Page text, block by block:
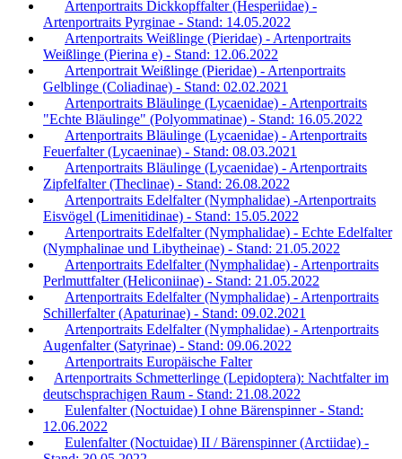
Artenportraits Dickkopffalter (Hesperiidae) -
Artenportraits Pyrginae - Stand: 14.05.2022
Artenportraits Weißlinge (Pieridae) - Artenportraits
Weißlinge (Pierina e) - Stand: 12.06.2022
Artenportrait Weißlinge (Pieridae) - Artenportraits
Gelblinge (Coliadinae) - Stand: 02.02.2021
Artenportraits Bläulinge (Lycaenidae) - Artenportraits
"Echte Bläulinge" (Polyommatinae) - Stand: 16.05.2022
Artenportraits Bläulinge (Lycaenidae) - Artenportraits
Feuerfalter (Lycaeninae) - Stand: 08.03.2021
Artenportraits Bläulinge (Lycaenidae) - Artenportraits
Zipfelfalter (Theclinae) - Stand: 26.08.2022
Artenportraits Edelfalter (Nymphalidae) -Artenportraits
Eisvögel (Limenitidinae) - Stand: 15.05.2022
Artenportraits Edelfalter (Nymphalidae) - Echte Edelfalter
(Nymphalinae und Libytheinae) - Stand: 21.05.2022
Artenportraits Edelfalter (Nymphalidae) - Artenportraits
Perlmuttfalter (Heliconiinae) - Stand: 21.05.2022
Artenportraits Edelfalter (Nymphalidae) - Artenportraits
Schillerfalter (Apaturinae) - Stand: 09.02.2021
Artenportraits Edelfalter (Nymphalidae) - Artenportraits
Augenfalter (Satyrinae) - Stand: 09.06.2022
Artenportraits Europäische Falter
Artenportraits Schmetterlinge (Lepidoptera): Nachtfalter im
deutschsprachigen Raum - Stand: 21.08.2022
Eulenfalter (Noctuidae) I ohne Bärenspinner - Stand:
12.06.2022
Eulenfalter (Noctuidae) II / Bärenspinner (Arctiidae) -